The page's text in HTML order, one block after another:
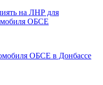
на ЛНР для
ОБСЕ
ОБСЕ в Донбассе